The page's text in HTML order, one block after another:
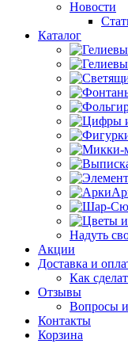
Новости
Каталог
Надуть
Акции
Доставка и
Как
Отзывы
Вопросы
Контакты
Корзина